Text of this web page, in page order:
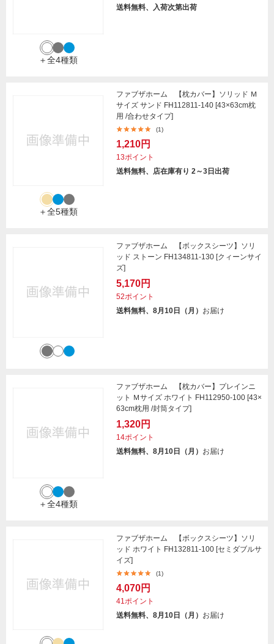
＋全4種類
送料無料、入荷次第出荷
＋全5種類
ファブザホーム 【枕カバー】ソリッド Ｍ
サイズ サンド FH112811-140 [43×63cm枕
用 /合わせタイプ]
(1)
1,210円
13ポイント
送料無料、店在庫有り 2～3日出荷
ファブザホーム 【ボックスシーツ】ソリ
ッド ストーン FH134811-130 [クィーンサイ
ズ]
5,170円
52ポイント
送料無料、8月10日（月） お届け
＋全4種類
ファブザホーム 【枕カバー】プレインニ
ット Ｍサイズ ホワイト FH112950-100 [43×
63cm枕用 /封筒タイプ]
1,320円
14ポイント
送料無料、8月10日（月） お届け
ファブザホーム 【ボックスシーツ】ソリ
ッド ホワイト FH132811-100 [セミダブルサ
イズ]
(1)
4,070円
41ポイント
送料無料、8月10日（月） お届け